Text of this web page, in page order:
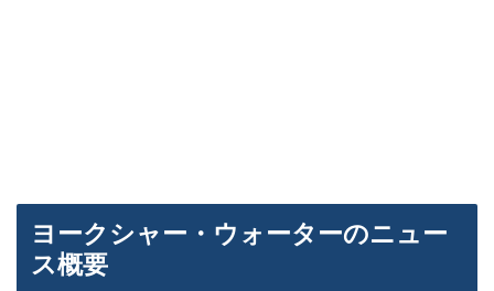
ヨークシャー・ウォーターのニュー
ス概要